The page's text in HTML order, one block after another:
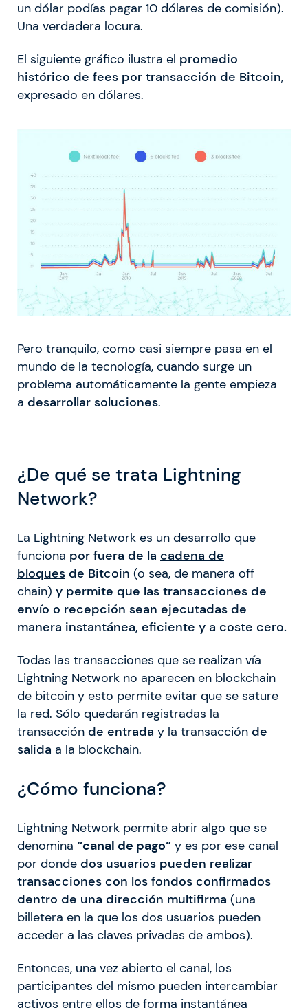
un dólar podías pagar 10 dólares de comisión).
Una verdadera locura.
El siguiente gráfico ilustra el promedio
histórico de fees por transacción de Bitcoin,
expresado en dólares.
Pero tranquilo, como casi siempre pasa en el
mundo de la tecnología, cuando surge un
problema automáticamente la gente empieza
a desarrollar soluciones.
¿De qué se trata Lightning
Network?
La Lightning Network es un desarrollo que
funciona por fuera de la cadena de
bloques de Bitcoin (o sea, de manera off
chain) y permite que las transacciones de
envío o recepción sean ejecutadas de
manera instantánea, eficiente y a coste cero.
Todas las transacciones que se realizan vía
Lightning Network no aparecen en blockchain
de bitcoin y esto permite evitar que se sature
la red. Sólo quedarán registradas la
transacción de entrada y la transacción de
salida a la blockchain.
¿Cómo funciona?
Lightning Network permite abrir algo que se
denomina “canal de pago” y es por ese canal
por donde dos usuarios pueden realizar
transacciones con los fondos confirmados
dentro de una dirección multifirma (una
billetera en la que los dos usuarios pueden
acceder a las claves privadas de ambos).
Entonces, una vez abierto el canal, los
participantes del mismo pueden intercambiar
activos entre ellos de forma instantánea